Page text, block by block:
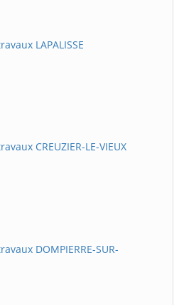
LAPALISSE
CREUZIER-LE-VIEUX
DOMPIERRE-SUR-